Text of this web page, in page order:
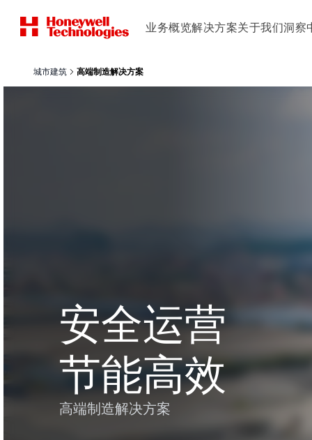
业务概览解决方案关于我们洞察
城市建筑 高端制造解决方案
安全运营
节能高效
高端制造解决方案